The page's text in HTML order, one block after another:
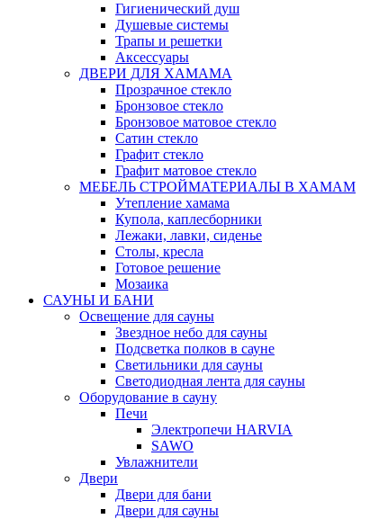
Гигиенический душ
Душевые системы
Трапы и решетки
Аксессуары
ДВЕРИ ДЛЯ ХАМАМА
Прозрачное стекло
Бронзовое стекло
Бронзовое матовое стекло
Сатин стекло
Графит стекло
Графит матовое стекло
МЕБЕЛЬ СТРОЙМАТЕРИАЛЫ В ХАМАМ
Утепление хамама
Купола, каплесборники
Лежаки, лавки, сиденье
Столы, кресла
Готовое решение
Мозаика
САУНЫ И БАНИ
Освещение для сауны
Звездное небо для сауны
Подсветка полков в сауне
Светильники для сауны
Светодиодная лента для сауны
Оборудование в сауну
Печи
Электропечи HARVIA
SAWO
Увлажнители
Двери
Двери для бани
Двери для сауны